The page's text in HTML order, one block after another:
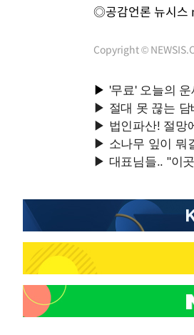
◎공감언론 뉴시스
Copyright ©